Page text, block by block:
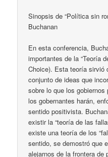
Sinopsis de “Política sin
Buchanan
En esta conferencia,
importantes de la “Teoría
Choice). Esta teoría sirvió
conjunto de ideas que
sobre lo que los
los gobernantes harán,
sentido positivista.
existir la “teoría de las
existe una teoría de los
sentido, se demostró que
alejarnos de la frontera de